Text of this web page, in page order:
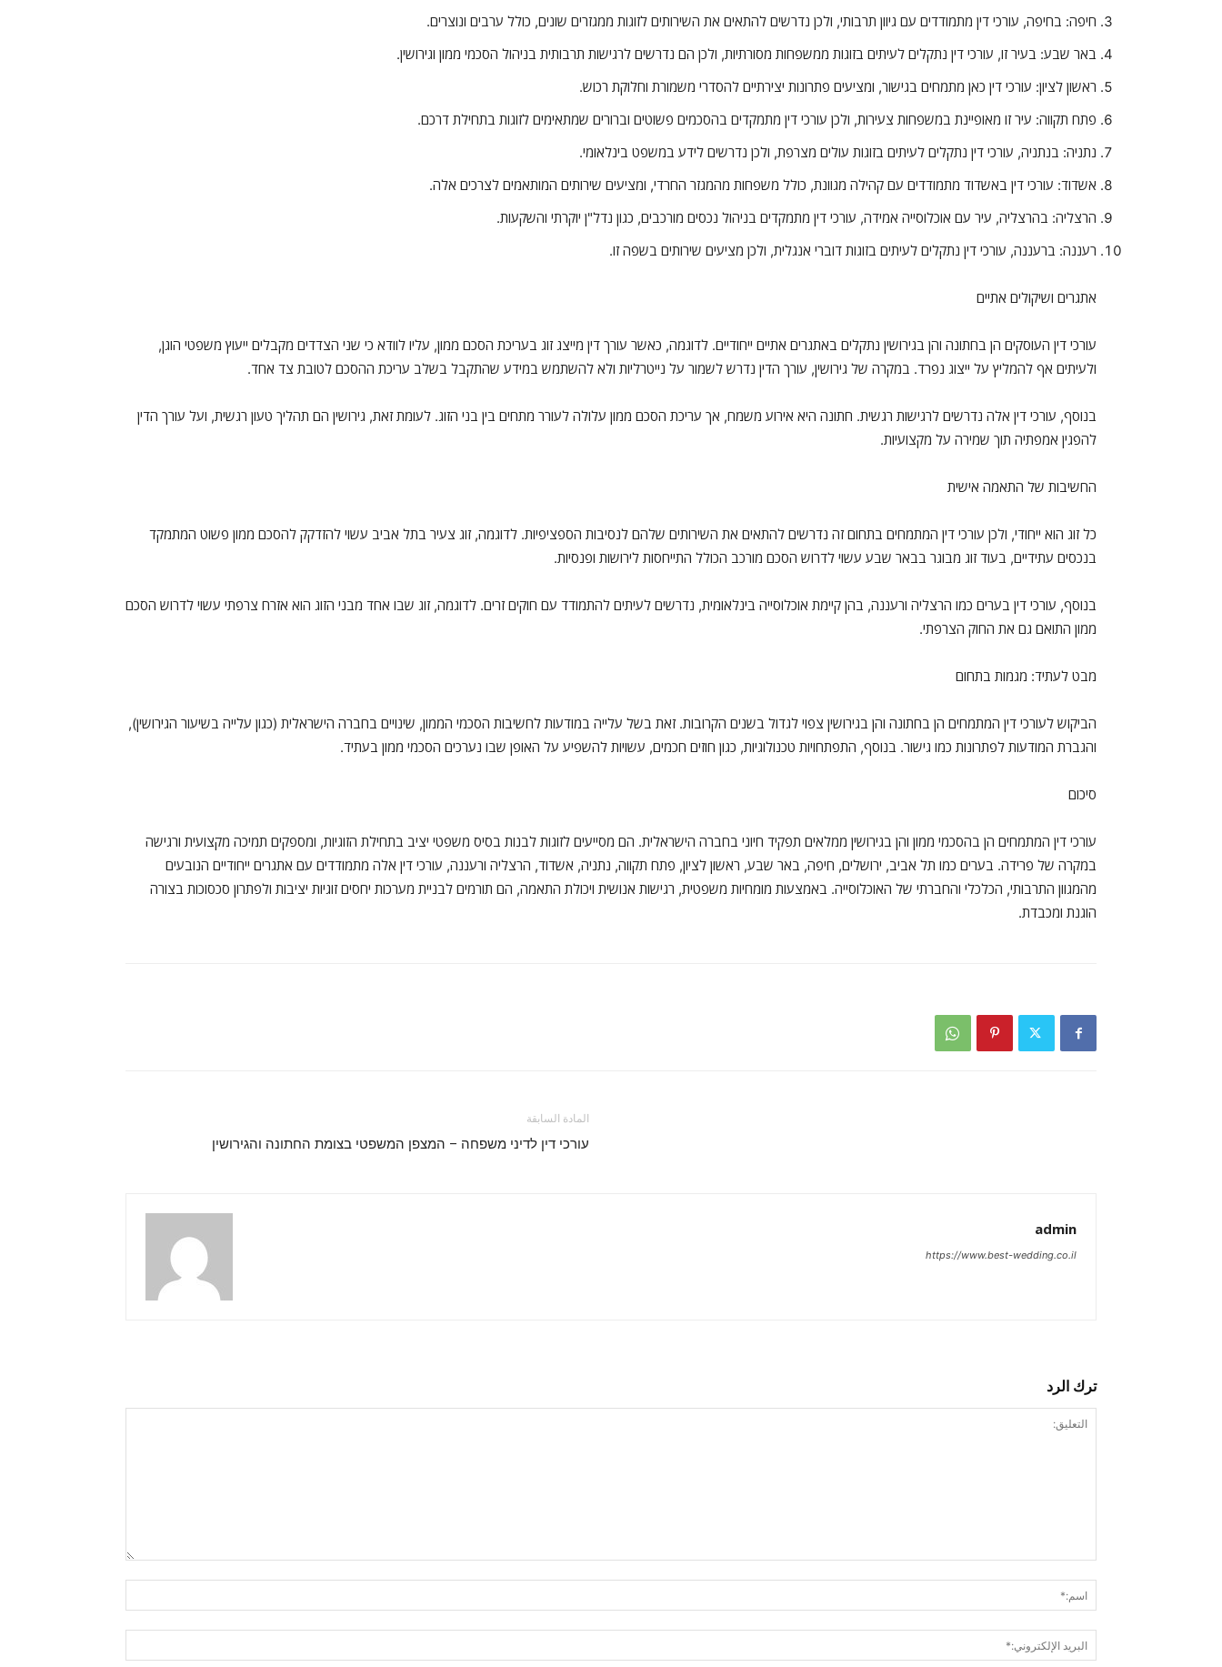
חיפה: בחיפה, עורכי דין מתמודדים עם גיוון תרבותי, ולכן נדרשים להתאים את השירותים לזוגות ממגזרים שונים, כולל ערבים ונוצרים.
באר שבע: בעיר זו, עורכי דין נתקלים לעיתים בזוגות ממשפחות מסורתיות, ולכן הם נדרשים לרגישות תרבותית בניהול הסכמי ממון וגירושין.
ראשון לציון: עורכי דין כאן מתמחים בגישור, ומציעים פתרונות יצירתיים להסדרי משמורת וחלוקת רכוש.
פתח תקווה: עיר זו מאופיינת במשפחות צעירות, ולכן עורכי דין מתמקדים בהסכמים פשוטים וברורים שמתאימים לזוגות בתחילת דרכם.
נתניה: בנתניה, עורכי דין נתקלים לעיתים בזוגות עולים מצרפת, ולכן נדרשים לידע במשפט בינלאומי.
אשדוד: עורכי דין באשדוד מתמודדים עם קהילה מגוונת, כולל משפחות מהמגזר החרדי, ומציעים שירותים המותאמים לצרכים אלה.
הרצליה: בהרצליה, עיר עם אוכלוסייה אמידה, עורכי דין מתמקדים בניהול נכסים מורכבים, כגון נדל"ן יוקרתי והשקעות.
רעננה: ברעננה, עורכי דין נתקלים לעיתים בזוגות דוברי אנגלית, ולכן מציעים שירותים בשפה זו.
אתגרים ושיקולים אתיים
עורכי דין העוסקים הן בחתונה והן בגירושין נתקלים באתגרים אתיים ייחודיים. לדוגמה, כאשר עורך דין מייצג זוג בעריכת הסכם ממון, עליו לוודא כי שני הצדדים מקבלים ייעוץ משפטי הוגן,
ולעיתים אף להמליץ על ייצוג נפרד. במקרה של גירושין, עורך הדין נדרש לשמור על נייטרליות ולא להשתמש במידע שהתקבל בשלב עריכת ההסכם לטובת צד אחד.
בנוסף, עורכי דין אלה נדרשים לרגישות רגשית. חתונה היא אירוע משמח, אך עריכת הסכם ממון עלולה לעורר מתחים בין בני הזוג. לעומת זאת, גירושין הם תהליך טעון רגשית, ועל עורך הדין
להפגין אמפתיה תוך שמירה על מקצועיות.
החשיבות של התאמה אישית
כל זוג הוא ייחודי, ולכן עורכי דין המתמחים בתחום זה נדרשים להתאים את השירותים שלהם לנסיבות הספציפיות. לדוגמה, זוג צעיר בתל אביב עשוי להזדקק להסכם ממון פשוט המתמקד
בנכסים עתידיים, בעוד זוג מבוגר בבאר שבע עשוי לדרוש הסכם מורכב הכולל התייחסות לירושות ופנסיות.
בנוסף, עורכי דין בערים כמו הרצליה ורעננה, בהן קיימת אוכלוסייה בינלאומית, נדרשים לעיתים להתמודד עם חוקים זרים. לדוגמה, זוג שבו אחד מבני הזוג הוא אזרח צרפתי עשוי לדרוש הסכם
ממון התואם גם את החוק הצרפתי.
מבט לעתיד: מגמות בתחום
הביקוש לעורכי דין המתמחים הן בחתונה והן בגירושין צפוי לגדול בשנים הקרובות. זאת בשל עלייה במודעות לחשיבות הסכמי הממון, שינויים בחברה הישראלית (כגון עלייה בשיעור הגירושין),
והגברת המודעות לפתרונות כמו גישור. בנוסף, התפתחויות טכנולוגיות, כגון חוזים חכמים, עשויות להשפיע על האופן שבו נערכים הסכמי ממון בעתיד.
סיכום
עורכי דין המתמחים הן בהסכמי ממון והן בגירושין ממלאים תפקיד חיוני בחברה הישראלית. הם מסייעים לזוגות לבנות בסיס משפטי יציב בתחילת הזוגיות, ומספקים תמיכה מקצועית ורגישה
במקרה של פרידה. בערים כמו תל אביב, ירושלים, חיפה, באר שבע, ראשון לציון, פתח תקווה, נתניה, אשדוד, הרצליה ורעננה, עורכי דין אלה מתמודדים עם אתגרים ייחודיים הנובעים
מהמגוון התרבותי, הכלכלי והחברתי של האוכלוסייה. באמצעות מומחיות משפטית, רגישות אנושית ויכולת התאמה, הם תורמים לבניית מערכות יחסים זוגיות יציבות ולפתרון סכסוכות בצורה
הוגנת ומכבדת.
المادة السابقة
עורכי דין לדיני משפחה – המצפן המשפטי בצומת החתונה והגירושין
admin
https://www.best-wedding.co.il
ترك الرد